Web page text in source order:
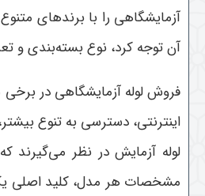
آزمایشگاهی را با برندهای
آن توجه کرد، نوع بسته‌بندی و
فروش لوله آزمایشگاهی در
اینترنتی، دسترسی به تنوع
لوله آزمایش در نظر
مشخصات هر مدل، کلید اصلی